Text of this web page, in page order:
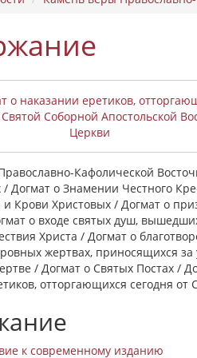
о наказании еретиков,
Святой Соборной Апостольской
Церкви
Кафолической
/ Догмат о Знамении Честного
и Крови Христовых / Догмат о
о входе святых душ,
Христа / Догмат о
жертвах, приносящихся
/ Догмат о Святых Постах /
отторгающихся сегодня
к современному изданию